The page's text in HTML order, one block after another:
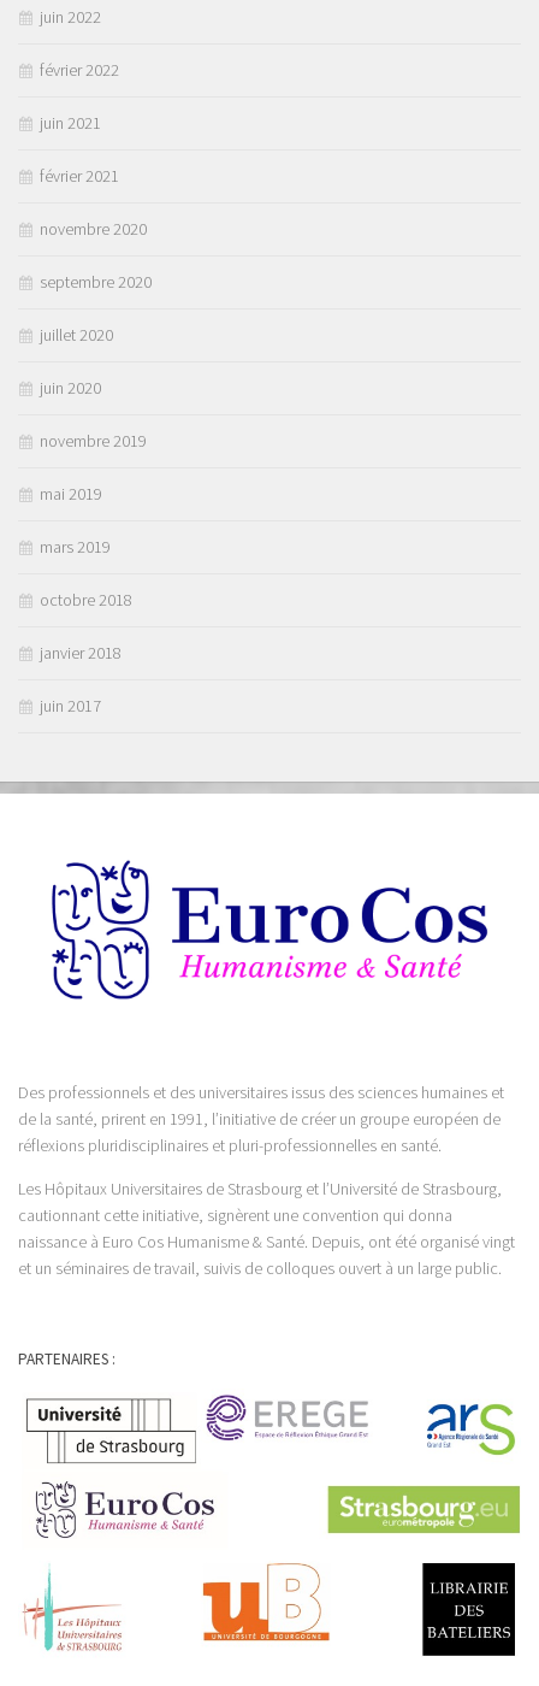
juin 2022
février 2022
juin 2021
février 2021
novembre 2020
septembre 2020
juillet 2020
juin 2020
novembre 2019
mai 2019
mars 2019
octobre 2018
janvier 2018
juin 2017
Des professionnels et des universitaires issus des sciences humaines et
de la santé, prirent en 1991, l’initiative de créer un groupe européen de
réflexions pluridisciplinaires et pluri-professionnelles en santé.
Les Hôpitaux Universitaires de Strasbourg et l’Université de Strasbourg,
cautionnant cette initiative, signèrent une convention qui donna
naissance à Euro Cos Humanisme & Santé. Depuis, ont été organisé vingt
et un séminaires de travail, suivis de colloques ouvert à un large public.
PARTENAIRES :